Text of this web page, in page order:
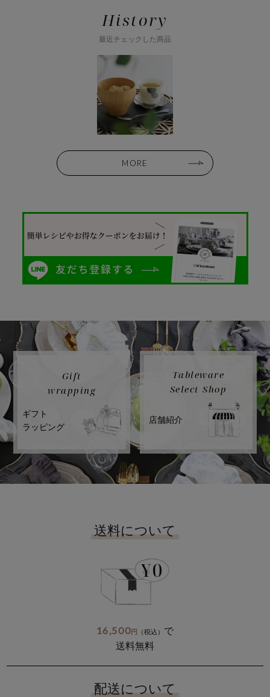
History
最近チェックした商品
MORE
Gift
wrapping
ギフト
ラッピング
Tableware
Select Shop
店舗紹介
送料について
16,500円 （税込） で
送料無料
配送について